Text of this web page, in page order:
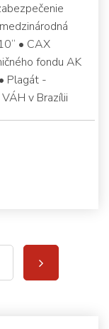
• CAX
fondu AK
Plagát -
v Brazílii